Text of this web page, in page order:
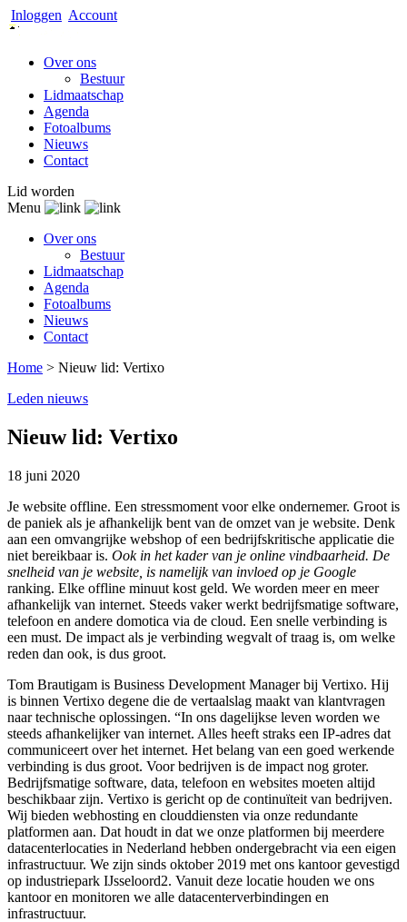
Inloggen Account
Over ons
Bestuur
Lidmaatschap
Agenda
Fotoalbums
Nieuws
Contact
Lid worden
Menu
Over ons
Bestuur
Lidmaatschap
Agenda
Fotoalbums
Nieuws
Contact
Home > Nieuw lid: Vertixo
Leden nieuws
Nieuw lid: Vertixo
18 juni 2020
Je website offline. Een stressmoment voor elke ondernemer. Groot is
de paniek als je afhankelijk bent van de omzet van je website. Denk
aan een omvangrijke webshop of een bedrijfskritische applicatie die
niet bereikbaar is. Ook in het kader van je online vindbaarheid. De
snelheid van je website, is namelijk van invloed op je Google
ranking. Elke offline minuut kost geld. We worden meer en meer
afhankelijk van internet. Steeds vaker werkt bedrijfsmatige software,
telefoon en andere domotica via de cloud. Een snelle verbinding is
een must. De impact als je verbinding wegvalt of traag is, om welke
reden dan ook, is dus groot.
Tom Brautigam is Business Development Manager bij Vertixo. Hij
is binnen Vertixo degene die de vertaalslag maakt van klantvragen
naar technische oplossingen. “In ons dagelijkse leven worden we
steeds afhankelijker van internet. Alles heeft straks een IP-adres dat
communiceert over het internet. Het belang van een goed werkende
verbinding is dus groot. Voor bedrijven is de impact nog groter.
Bedrijfsmatige software, data, telefoon en websites moeten altijd
beschikbaar zijn. Vertixo is gericht op de continuïteit van bedrijven.
Wij bieden webhosting en clouddiensten via onze redundante
platformen aan. Dat houdt in dat we onze platformen bij meerdere
datacenterlocaties in Nederland hebben ondergebracht via een eigen
infrastructuur. We zijn sinds oktober 2019 met ons kantoor gevestigd
op industriepark IJsseloord2. Vanuit deze locatie houden we ons
kantoor en monitoren we alle datacenterverbindingen en
infrastructuur.